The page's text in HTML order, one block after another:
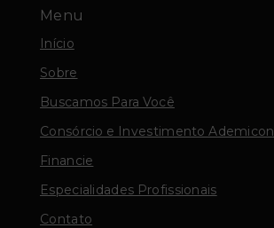
Menu
Início
Sobre
Buscamos Para Você
Consórcio e Investimento Ademicon
Financie
Especialidades Profissionais
Contato